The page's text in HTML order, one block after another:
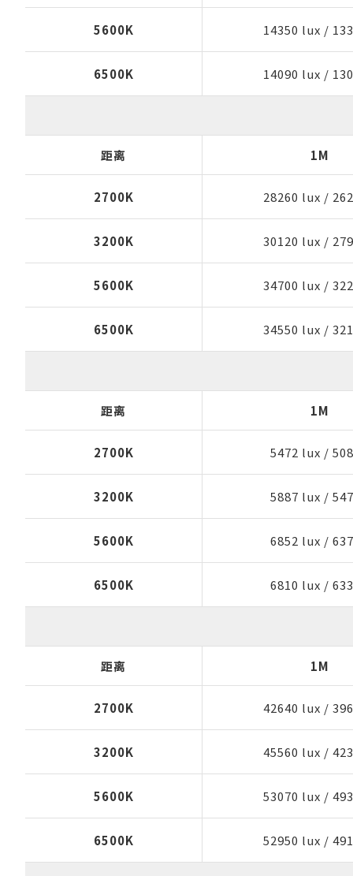
5600K 14350 lux /
6500K 14090 lux /
距离 1M
2700K 28260 lux /
3200K 30120 lux /
5600K 34700 lux /
6500K 34550 lux /
距离 1M
2700K 5472 lux /
3200K 5887 lux /
5600K 6852 lux /
6500K 6810 lux /
距离 1M
2700K 42640 lux /
3200K 45560 lux /
5600K 53070 lux /
6500K 52950 lux /